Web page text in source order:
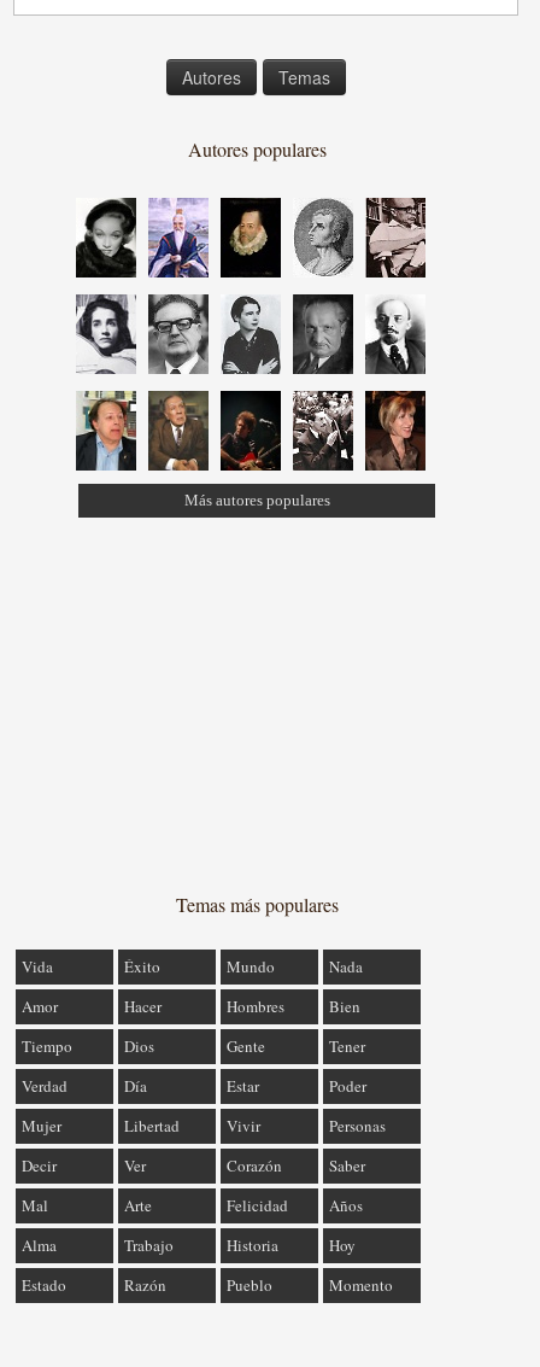
Autores Temas
Autores populares
Más autores populares
Temas más populares
Vida Éxito Mundo
Nada
Amor
Hacer Hombres
Bien
Tiempo
Dios Gente
Tener
Verdad
Día Estar
Poder
Mujer
Libertad Vivir
Personas
Decir
Ver Corazón
Saber
Mal
Arte Felicidad
Años
Alma
Trabajo Historia
Hoy
Estado
Razón Pueblo Momento